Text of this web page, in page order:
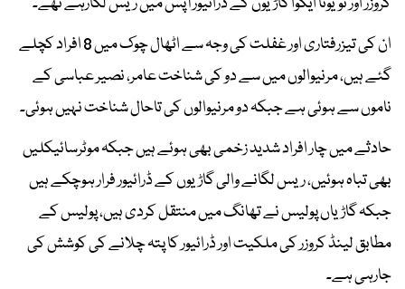
ان کی تیزرفتاری اور غفلت کی وجہ سے اٹھال چوک میں 8 افراد کچلے
گئے ہیں، مرنیوالوں میں سے دو کی شناخت عامر، نصیر عباسی کے
ناموں سے ہوئی ہے جبکہ دو مرنیوالوں کی تاحال شناخت نہیں ہوئی۔
حادثے میں چار افراد شدید زخمی بھی ہوئے ہیں جبکہ موٹرسائیکلیں
بھی تباہ ہوئیں، ریس لگانے والی گاڑیوں کے ڈرائیور فرار ہوچکے ہیں
جبکہ گاڑیاں پولیس نے تھانگ میں منتقل کردی ہیں، پولیس کے
مطابق لینڈ کروزر کی ملکیت اور ڈرائیور کا پتہ چلانے کی کوشش کی
جارہی ہے۔